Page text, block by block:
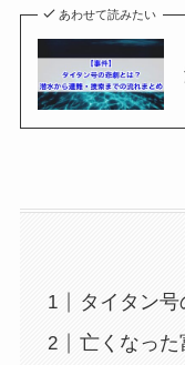
あわせて読みたい
タイタン号
亡くなっ